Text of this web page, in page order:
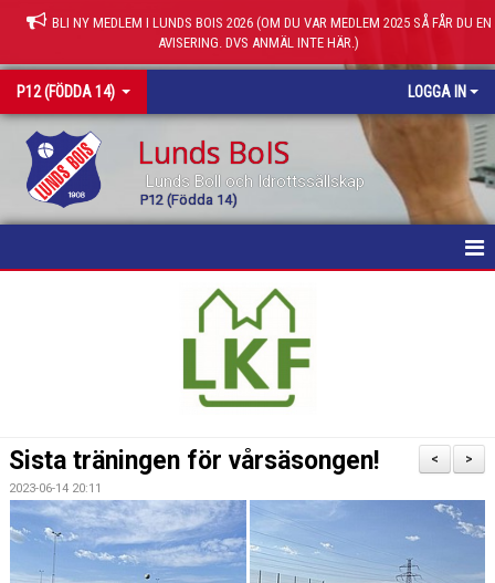
BLI NY MEDLEM I LUNDS BOIS 2026 (OM DU VAR MEDLEM 2025 SÅ FÅR DU EN
AVISERING. DVS ANMÄL INTE HÄR.)
P12 (FÖDDA 14) LOGGA IN
Lunds BoIS
Lunds Boll och Idrottssällskap
P12 (Födda 14)
KONTAKT
>
<
Sista träningen för vårsäsongen!
2023-06-14 20:11